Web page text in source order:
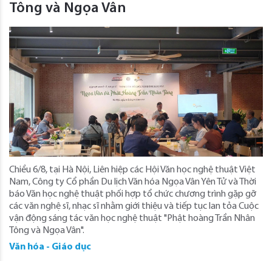
Tông và Ngọa Vân
Chiều 6/8, tại Hà Nội, Liên hiệp các Hội Văn học nghệ thuật Việt
Nam, Công ty Cổ phần Du lịch Văn hóa Ngọa Vân Yên Tử và Thời
báo Văn học nghệ thuật phối hợp tổ chức chương trình gặp gỡ
các văn nghệ sĩ, nhạc sĩ nhằm giới thiệu và tiếp tục lan tỏa Cuộc
vận động sáng tác văn học nghệ thuật "Phật hoàng Trần Nhân
Tông và Ngọa Vân".
Văn hóa - Giáo dục